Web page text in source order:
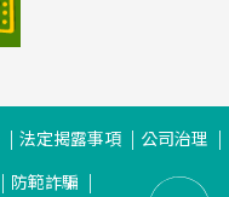
法定揭露事項
公司治理
防範詐騙